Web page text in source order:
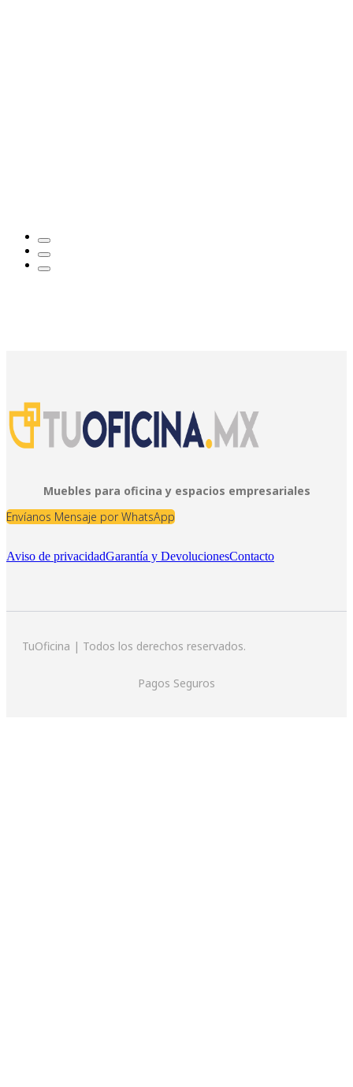
Muebles para oficina y espacios empresariales
Envíanos Mensaje por WhatsApp
Aviso de privacidadGarantía y DevolucionesContacto
TuOficina | Todos los derechos reservados.
Pagos Seguros